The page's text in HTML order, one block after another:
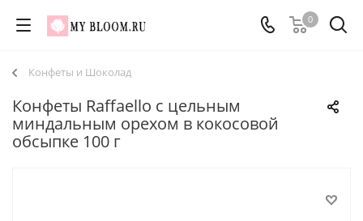
0
Конфеты и Шоколад
Конфеты Raffaello с цельным
миндальным орехом в кокосовой
обсыпке 100 г